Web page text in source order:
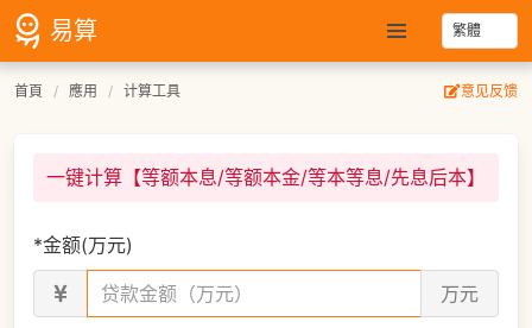
易算
首頁 應用 计算工具 意见反馈
一键计算【等额本息/等额本金/等本等息/先息后本】
*金额(万元)
万元